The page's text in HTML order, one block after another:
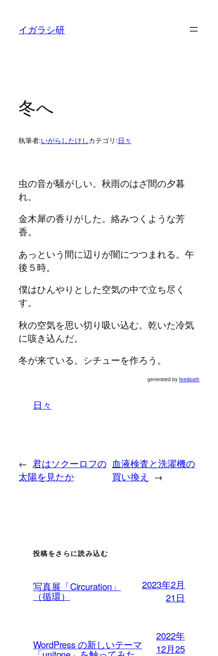
イガラシ研
冬へ
執筆者:いがらしたけしカテゴリ:日々
虫の音が騒がしい。秋雨のはざ間の夕暮
れ。
金木犀の香りがした。絡みつくような芳
香。
あっという間に辺りが闇につつまれる。午
後５時。
僕はひんやりとした空気の中で立ち尽く
す。
秋の空気を思い切り吸い込む。乾いた冷気
に咳き込んだ。
冬が来ている。シチューを作ろう。
generated by feedpath
日々
← 君はソクーロフの
太陽を見たか
血液検査と洗濯機の
買い換え
→
投稿をさらに読み込む
写真展「Circuration」
（循環）
2023年2月
21日
WordPress の新しいテーマ
2022年
12月25